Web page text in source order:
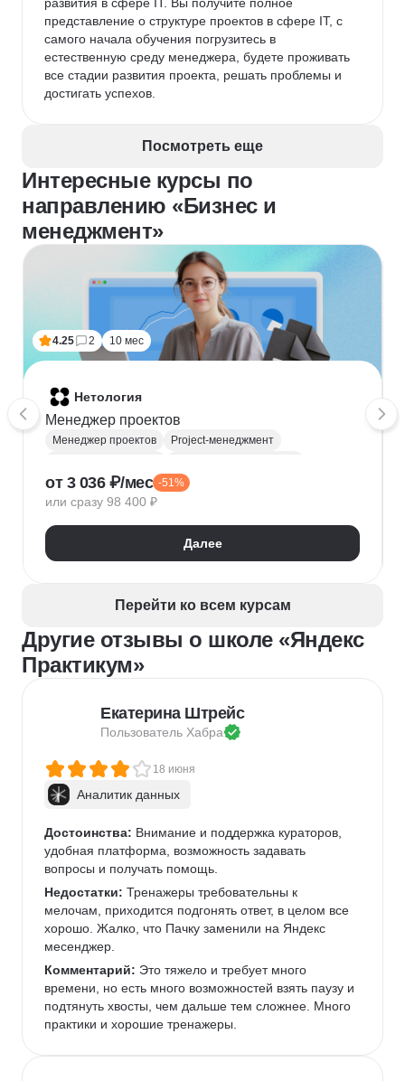
представление о структуре проектов в сфере IT, с
самого начала обучения погрузитесь в
естественную среду менеджера, будете проживать
все стадии развития проекта, решать проблемы и
достигать успехов.
Посмотреть еще
Интересные курсы по
направлению «Бизнес и
менеджмент»
4.25 2 10 мес
Нетология
Менеджер проектов
Менеджер проектов
Project-менеджмент
Нейронные сети
Управление рисками
Kanban
Scrum
Управление проектами
Тайм-менеджмент
Управление удаленной командой
от 3 036 ₽/мес -51%
или сразу 98 400 ₽
Далее
Перейти ко всем курсам
Другие отзывы о школе «Яндекс
Практикум»
Екатерина Штрейс
Пользователь Хабра
18 июня
Аналитик данных
Достоинства: Внимание и поддержка кураторов,
удобная платформа, возможность задавать
вопросы и получать помощь.
Недостатки: Тренажеры требовательны к
мелочам, приходится подгонять ответ, в целом все
хорошо. Жалко, что Пачку заменили на Яндекс
месенджер.
Комментарий: Это тяжело и требует много
времени, но есть много возможностей взять паузу и
подтянуть хвосты, чем дальше тем сложнее. Много
практики и хорошие тренажеры.